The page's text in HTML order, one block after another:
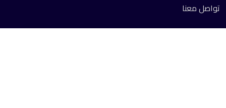
تواصل معنا